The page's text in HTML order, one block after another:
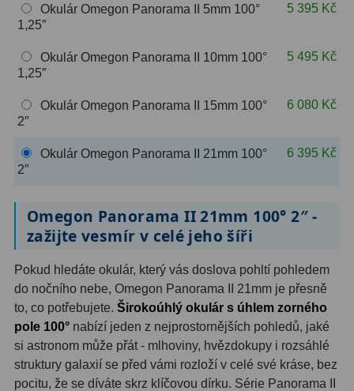
Sluneční42
Širokopásmové
OIII9
SII
Barevné66
Barlow čočky65
Barlow 2x38
Barlow 3x12
Barlow 4x
Okulár Omegon Panorama II 5mm 100°
1,25″
5 395 Kč
Okulár Omegon Panorama II 10mm 100°
1,25″
5 495 Kč
Okulár Omegon Panorama II 15mm 100°
2″
6 080 Kč
Okulár Omegon Panorama II 21mm 100°
2″
6 395 Kč
Omegon Panorama II 21mm 100° 2″ -
zažijte vesmír v celé jeho šíři
Pokud hledáte okulár, který vás doslova pohltí pohledem
do nočního nebe, Omegon Panorama II 21mm je přesně
to, co potřebujete. Širokoúhlý okulár s úhlem zorného
pole 100° nabízí jeden z nejprostornějších pohledů, jaké
si astronom může přát - mlhoviny, hvězdokupy i rozsáhlé
struktury galaxií se před vámi rozloží v celé své kráse, bez
pocitu, že se díváte skrz klíčovou dírku. Série Panorama II